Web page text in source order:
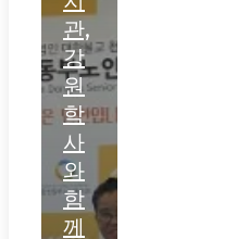
관,
강
원
학
사
와
함
께